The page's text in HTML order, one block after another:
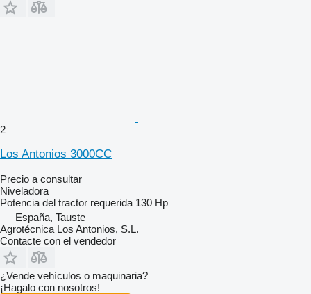
2
Los Antonios 3000CC
Precio a consultar
Niveladora
Potencia del tractor requerida 130 Hp
España, Tauste
Agrotécnica Los Antonios, S.L.
Contacte con el vendedor
¿Vende vehículos o maquinaria?
¡Hagalo con nosotros!